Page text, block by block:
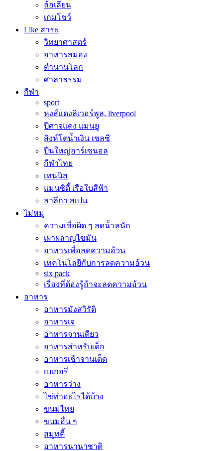
ล้อเลียน
เกมโชว์
Like สาระ
วิทยาศาสตร์
อาหารสมอง
ตำนานโลก
ศาลาธรรม
กีฬา
sport
หงส์แดงลิเวอร์พูล, liverpool
ปีศาจแดง แมนยู
สิงห์โตน้ำเงิน เชลซี
ปืนใหญ่อาร์เซนอล
กีฬาไทย
เทนนิส
แมนซิตี้ เรือใบสีฟ้า
ลาลีกา สเปน
ไม่หมู
ความเชื่อผิด ๆ ลดน้ำหนัก
เผาผลาญไขมัน
อาหารเพื่อลดความอ้วน
เทคโนโลยีกับการลดความอ้วน
six pack
เรื่องที่ต้องรู้ถ้าจะลดความอ้วน
อาหาร
อาหารมังสวิรัติ
อาหารเจ
อาหารจานเดียว
อาหารสำหรับเด็ก
อาหารเช้าจานเด็ด
เบเกอรี่
อาหารว่าง
ไข่ทำอะไรได้บ้าง
ขนมไทย
ขนมอื่น ๆ
สมูทตี้
อาหารนานาชาติ